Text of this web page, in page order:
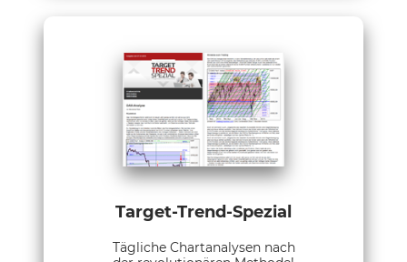
Target-Trend-Spezial
Tägliche Chartanalysen nach